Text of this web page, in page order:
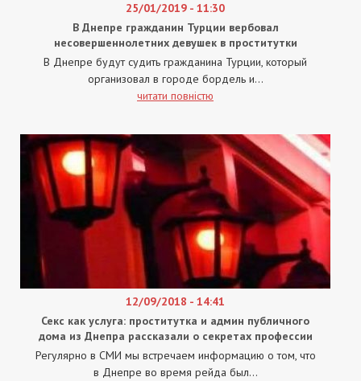
25/01/2019 - 11:30
В Днепре гражданин Турции вербовал
несовершеннолетних девушек в проститутки
В Днепре будут судить гражданина Турции, который
организовал в городе бордель и...
читати повністю
12/09/2018 - 14:41
Секс как услуга: проститутка и админ публичного
дома из Днепра рассказали о секретах профессии
Регулярно в СМИ мы встречаем информацию о том, что
в Днепре во время рейда был...